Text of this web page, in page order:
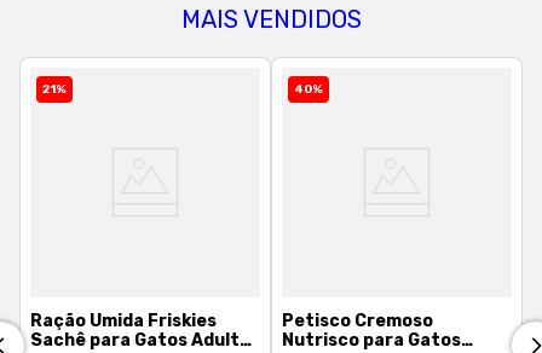
MAIS VENDIDOS
21%
Ração Úmida Friskies
Sachê para Gatos Adultos
40%
Petisco Cremoso
Nutrisco para Gatos